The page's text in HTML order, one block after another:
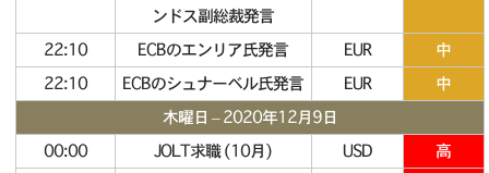
ンドス副総裁発言
22:10 ECBのエンリア氏発言 EUR
中
22:10
ECBのシュナーベル氏発言 EUR
中
木曜日 – 2020年12月9日
00:00
JOLT求職 (10月) USD
高